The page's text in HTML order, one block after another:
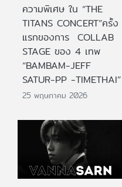
ความพิเศษ ใน “THE
TITANS CONCERT”ครั้ง
แรกของการ COLLAB
STAGE ของ 4 เทพ
“BAMBAM-JEFF
SATUR-PP -TIMETHAI”
25 พฤษภาคม 2026